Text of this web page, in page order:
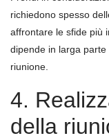
richiedono spesso
affrontare le sfide più
dipende in larga
riunione.
4.
della